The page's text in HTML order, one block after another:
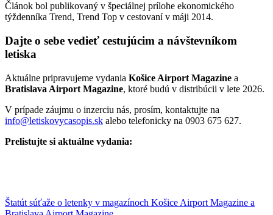
Článok bol publikovaný v špeciálnej prílohe ekonomického
týždenníka Trend, Trend Top v cestovaní v máji 2014.
Dajte o sebe vedieť cestujúcim a návštevníkom
letiska
Aktuálne pripravujeme vydania Košice Airport Magazine a
Bratislava Airport Magazine, ktoré budú v distribúcii v lete 2026.
V prípade záujmu o inzerciu nás, prosím, kontaktujte na
info@letiskovycasopis.sk alebo telefonicky na 0903 675 627.
Prelistujte si aktuálne vydania:
Štatút súťaže o letenky v magazínoch Košice Airport Magazine a